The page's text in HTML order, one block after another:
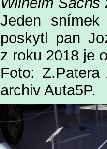
Jeden
poskytl pan
z roku 2018 je
Foto: Z.Patera
archiv Auta5P.